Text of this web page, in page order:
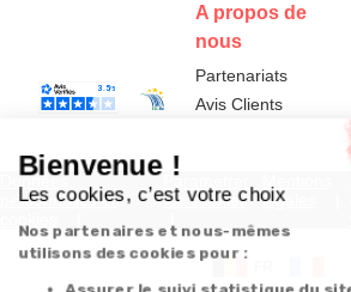
A propos de
nous
Partenariats
Avis Clients
Données
personnelles et
Paramétrer
les cookies
légales